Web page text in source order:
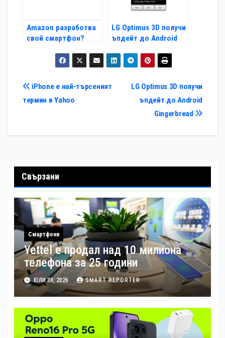
Amazon разработва
свой смартфон?
LG Optimus 3D получи
ъпдейт до Android
Навигация
LG Optimus 3D получи
ъпдейт до Android
Gingerbread
iPhone е най-търсеният
термин в Yahoo
Свързани
Смартфони
Yettel е продал над 10 милиона
телефона за 25 години
ЮЛИ 30, 2026 SMART REPORTER